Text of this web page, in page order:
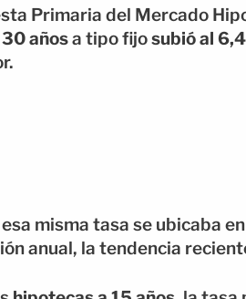
Primaria del Mercado
añosa tipo fijosubió al
esa misma tasa se ubicaba
anual, la tendencia